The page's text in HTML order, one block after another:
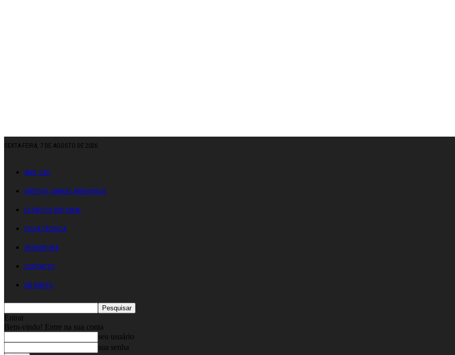
SEXTA-FEIRA, 7 DE AGOSTO DE 2026
ANO: CXII
DIRETOR: SAMUEL MENDONÇA
ESTATUTO EDITORIAL
FICHA TÉCNICA
ASSINATURA
CONTACTO
EM DIRETO
Entrar
Bem-vindo! Entre na sua conta
seu usuário
sua senha